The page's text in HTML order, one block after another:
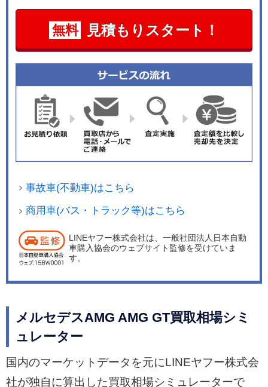
インテリアもAMG専用アイテムを採用した特別な
仕立てとなっている。スポーツ走行時のサポート
性に優れる標準装備のAMGパフォーマンスシート
て選択が可能。ナッパレザーシートは標準が4
色、有償オプションが3色の全7色をラインナップ
し、さらに有償オプションとして「ナッパレザー/
MICROCUT」（全2色）や、「MANUFAKTURナ
ッパレザー」（全5色）」を設定している。 イン
テリアトリムは、レーシーな雰囲気の「AMGカー
さらに、無償オプションで「AMGアルミニウムイ
ンテリアトリム」、「オープンポアグレーバーチ
レイアウトにより4名乗車が可能となる「可倒式
リアシート」や「ブルメスターハイエンド3Dサラ
トレーンは、基本的に従来と共通の4.0リッターV
型8気筒ツインターボエンジン「M177」を搭載す
るが、専用チューニングを施すことで「GT63 ク
ーペ」よりも+27PS（20kW）、+50Nmとなる最
高出力612PS（450kW）、最大トルク850Nmを
無料 見積もりスタート！
事故車(不動車)はこちら
商用車(バス・トラック等)はこちら
LINEヤフー株式会社は、一般社団法人日本自動
車購入協会のウェブサイト監修を受けていま
す。
メルセデスAMG AMG GT買取相場シミ
ュレーター
国内のマーケットデータを元にLINEヤフー株式会
社が独自に算出した買取相場シミュレーターで